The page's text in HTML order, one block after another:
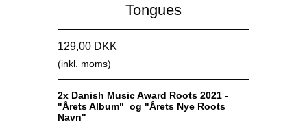
Tongues
129,00 DKK
(inkl. moms)
2x Danish Music Award Roots 2021 -
"Årets Album" og "Årets Nye Roots
Navn"